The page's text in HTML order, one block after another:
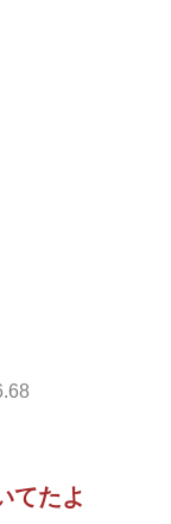
てたよ